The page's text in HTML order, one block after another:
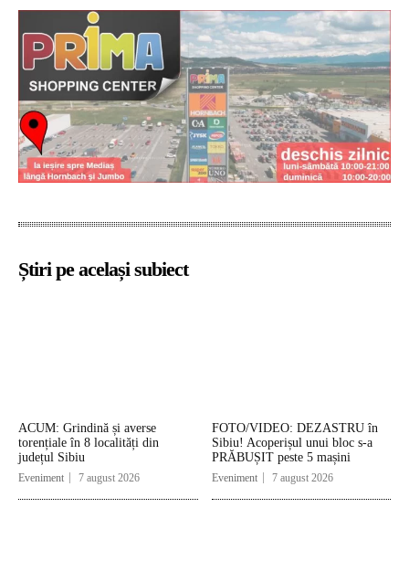
Știri pe același subiect
ACUM: Grindină și averse
torențiale în 8 localități din
județul Sibiu
Eveniment 7 august 2026
FOTO/VIDEO: DEZASTRU în
Sibiu! Acoperișul unui bloc s-a
PRĂBUȘIT peste 5 mașini
Eveniment 7 august 2026